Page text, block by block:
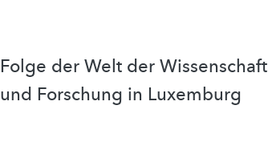
Folge der Welt der Wissenschaft
und Forschung in Luxemburg